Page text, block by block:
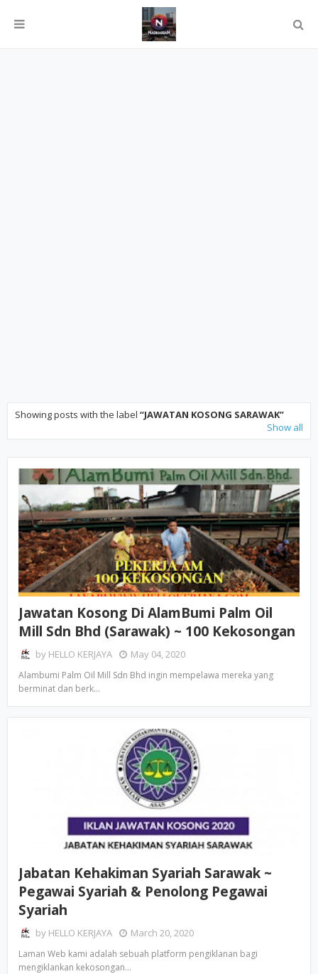
Showing posts with the label
JAWATAN KOSONG SARAWAK
Show all
Jawatan Kosong Di AlamBumi Palm Oil
Mill Sdn Bhd (Sarawak) ~ 100 Kekosongan
by HELLO KERJAYA May 04, 2020
Alambumi Palm Oil Mill Sdn Bhd ingin mempelawa mereka yang
berminat dan berk…
Jabatan Kehakiman Syariah Sarawak ~
Pegawai Syariah & Penolong Pegawai
Syariah
by HELLO KERJAYA March 20, 2020
Laman Web kami adalah sebuah platform pengiklanan bagi
mengiklankan kekosongan…